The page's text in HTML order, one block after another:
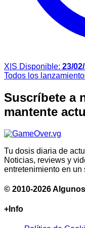
X|S Disponible: 23/
Todos los
Suscríbete a
mantente
Tu dosis diaria de
Noticias, reviews y
entretenimiento en un
© 2010-2026
+Info